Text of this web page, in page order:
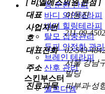
등 순환 관리
바디 와인테라피
바디 힐링테라피
탈모 집중관리
두피 안정화 관리
브레인 테라피
산후 관리
스킨부스터
셀르디엠
[ 비엘에스의원 본점 ]
대표
이동진
사업자번
호
211-09-
대표전화 02-543-
주소
서울 강남
빌딩
진료과목
피부과·성